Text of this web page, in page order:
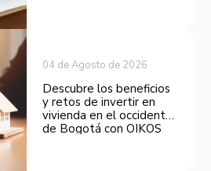
04 de Agosto de 2026
Descubre los beneficios
y retos de invertir en
vivienda en el occidente
de Bogotá con OIKOS